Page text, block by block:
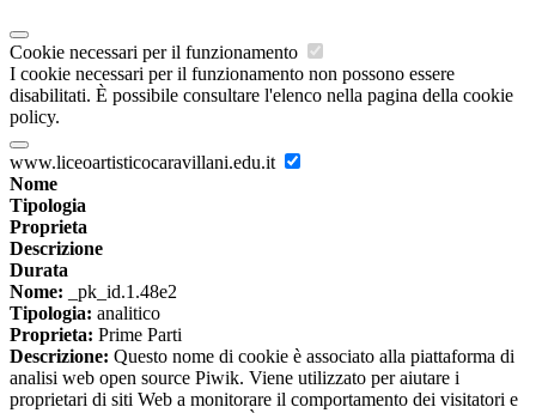
Cookie necessari per il funzionamento
I cookie necessari per il funzionamento non possono essere
disabilitati. È possibile consultare l'elenco nella pagina della cookie
policy.
www.liceoartisticocaravillani.edu.it
Nome
Tipologia
Proprieta
Descrizione
Durata
Nome: _pk_id.1.48e2
Tipologia: analitico
Proprieta: Prime Parti
Descrizione: Questo nome di cookie è associato alla piattaforma di
analisi web open source Piwik. Viene utilizzato per aiutare i
proprietari di siti Web a monitorare il comportamento dei visitatori e